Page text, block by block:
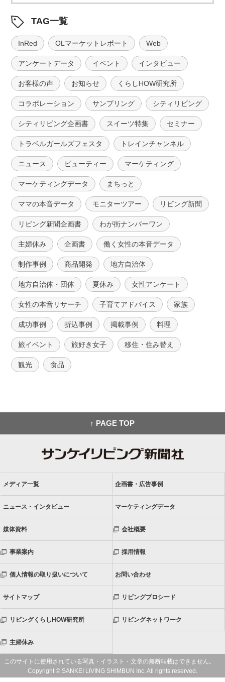
TAG一覧
InRed OLマーケットレポート Web
アンケートデータ イベント インタビュー
お客様の声 お知らせ くらしHOW研究所
コラボレーション サンプリング シティリビング
シティリビング企画書 スイーツ特集 セミナー
トラベルガールズフェスタ トレインチャンネル
ニュース ビューティー マーケティング
マーケティングデータ まちっと
ママの本音データ モニターツアー リビング新聞
リビング新聞企画書 わが街ナンバーワン
主婦休み 企画書 働く女性の本音データ
制作事例 商品開発 地方自治体
地方自治体・団体 夏休み 女性アンケート
女性の本音リサーチ 子育てアドバイス 家族
成功事例 折込事例 掲載事例 料理
旅イベント 旅好き女子 移住・住み替え
観光 食品
↑ PAGE TOP
メディア一覧 企画書・広告事例
ニュース・インタビュー マーケティングデータ
媒体資料 会社概要
事業案内 採用情報
個人情報の取り扱いについて お問い合わせ
サイトマップ リビングプロシード
リビングくらしHOW研究所 リビングネットワーク
主婦休み
このサイトに使用されている写真・イラスト・文章の無断転載はできません。
Copyright © SANKEI LIVING SHIMBUN Inc. All rights reserved.